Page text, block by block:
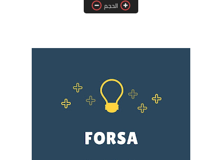
فرص عمل في العراق
فرص عمل في السودان
الحجم